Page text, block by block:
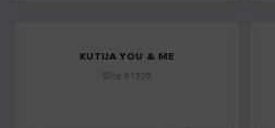
KUTIJA YOU & ME
Šifra: 61505